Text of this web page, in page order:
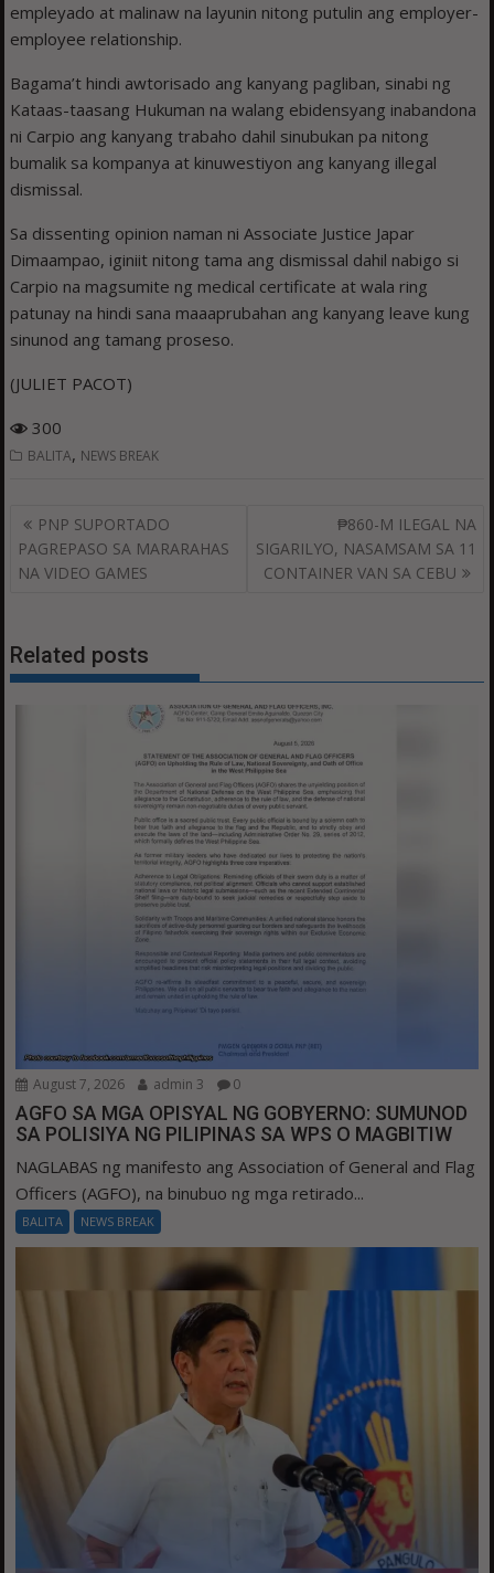
empleyado at malinaw na layunin nitong putulin ang employer-
employee relationship.
Bagama’t hindi awtorisado ang kanyang pagliban, sinabi ng
Kataas-taasang Hukuman na walang ebidensyang inabandona
ni Carpio ang kanyang trabaho dahil sinubukan pa nitong
bumalik sa kompanya at kinuwestiyon ang kanyang illegal
dismissal.
Sa dissenting opinion naman ni Associate Justice Japar
Dimaampao, iginiit nitong tama ang dismissal dahil nabigo si
Carpio na magsumite ng medical certificate at wala ring
patunay na hindi sana maaaprubahan ang kanyang leave kung
sinunod ang tamang proseso.
(JULIET PACOT)
300
BALITA, NEWS BREAK
Post
navigation
PNP SUPORTADO
PAGREPASO SA MARARAHAS
NA VIDEO GAMES
₱860-M ILEGAL NA
SIGARILYO, NASAMSAM SA 11
CONTAINER VAN SA CEBU
Related posts
August 7, 2026 admin 3 0
AGFO SA MGA OPISYAL NG GOBYERNO: SUMUNOD
SA POLISIYA NG PILIPINAS SA WPS O MAGBITIW
NAGLABAS ng manifesto ang Association of General and Flag
Officers (AGFO), na binubuo ng mga retirado...
BALITA NEWS BREAK